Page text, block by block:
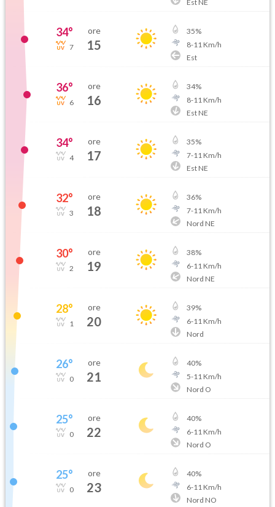
Est NE
34°
7
ore
15
35%
8-11 Km/h
Est
36°
6
ore
16
34%
8-11 Km/h
Est NE
34°
4
ore
17
35%
7-11 Km/h
Est NE
32°
3
ore
18
36%
7-11 Km/h
Nord NE
30°
2
ore
19
38%
6-11 Km/h
Nord NE
28°
1
ore
20
39%
6-11 Km/h
Nord
26°
0
ore
21
40%
5-11 Km/h
Nord O
25°
0
ore
22
40%
6-11 Km/h
Nord O
25°
0
ore
23
40%
6-11 Km/h
Nord NO